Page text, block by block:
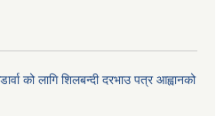
को लागि शिलबन्दी दरभाउ पत्र आह्वानको